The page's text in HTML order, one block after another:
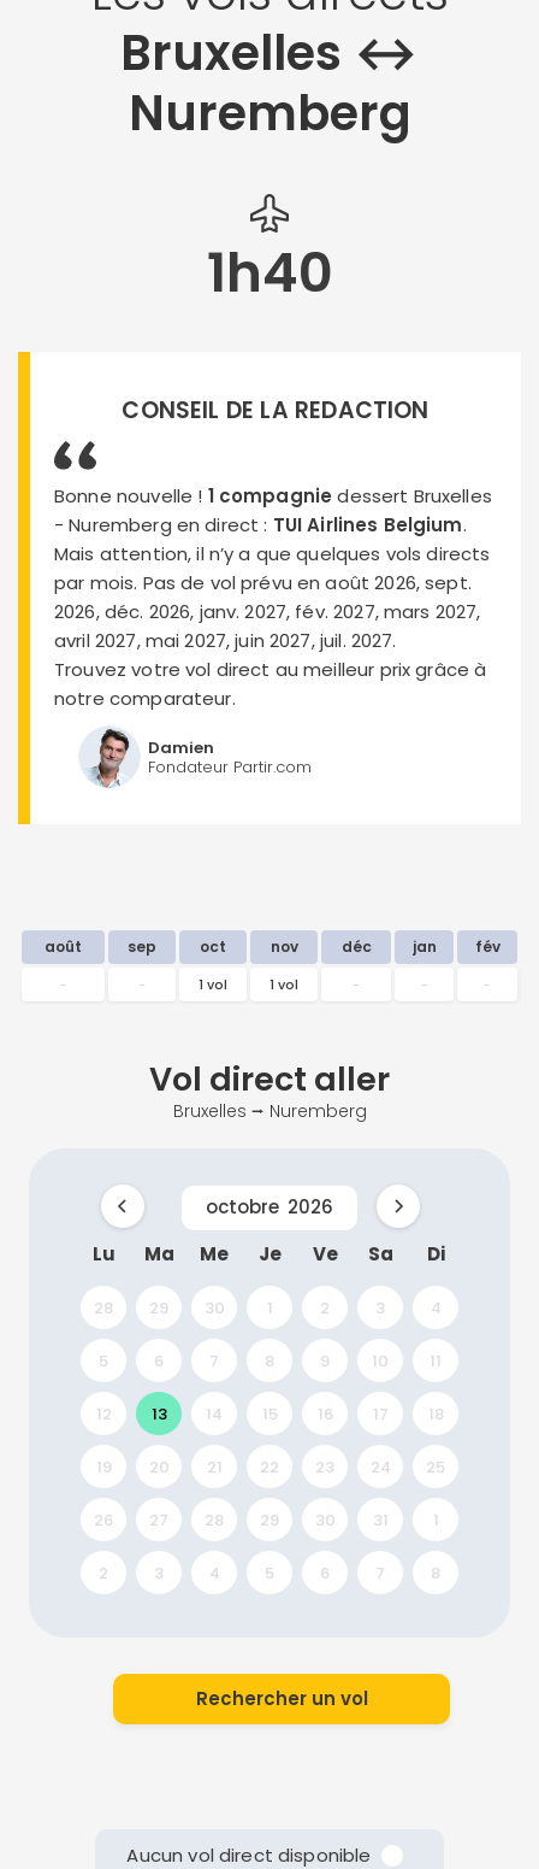
Bruxelles ↔︎
Nuremberg
1h40
CONSEIL DE LA REDACTION
Bonne nouvelle ! 1 compagnie dessert Bruxelles
- Nuremberg en direct : TUI Airlines Belgium.
Mais attention, il n’y a que quelques vols directs
par mois. Pas de vol prévu en août 2026, sept.
2026, déc. 2026, janv. 2027, fév. 2027, mars 2027,
avril 2027, mai 2027, juin 2027, juil. 2027.
Trouvez votre vol direct au meilleur prix grâce à
notre comparateur.
Damien
Fondateur Partir.com
août sep oct nov déc jan fév
- - 1 vol 1 vol - - -
Vol direct aller
Bruxelles ⭢ Nuremberg
octobre 2026
Lu
Ma Me Je Ve Sa Di
28 29 30 1 2 3 4
5 6 7 8 9 10 11
12 13 14 15 16 17 18
19 20 21 22 23 24 25
26 27 28 29 30 31 1
2 3 4 5 6 7 8
Rechercher un vol
Aucun vol direct disponible